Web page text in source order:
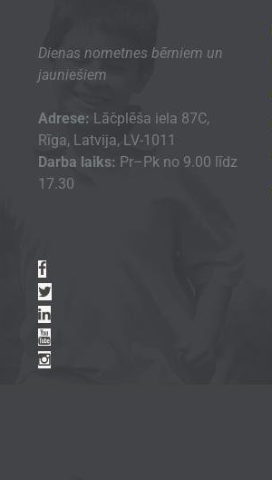
Dienas nometnes bērniem un
jauniešiem
Adrese: Lāčplēša iela 87C,
Rīga, Latvija, LV-1011
Darba laiks: Pr–Pk no 9.00 līdz
17.30